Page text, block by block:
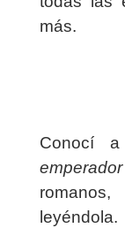
más.
Conocí
emperador